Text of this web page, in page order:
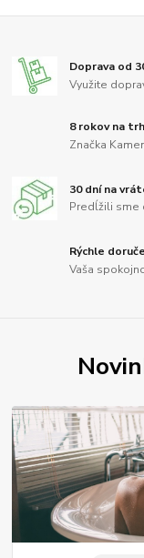
Doprava od
Využite
8 rokov na
Značka
30 dní na
Predĺžili sme
Rýchle
Vaša